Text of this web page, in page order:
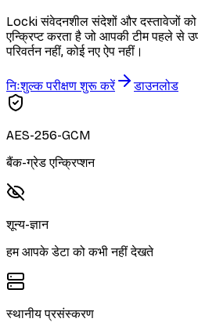
Locki संवेदनशील संदेशों और दस्तावेजों
एन्क्रिप्ट करता है जो आपकी टीम पहले से
परिवर्तन नहीं, कोई नए ऐप नहीं।
निःशुल्क परीक्षण शुरू करें डाउनलोड
AES-256-GCM
बैंक-ग्रेड एन्क्रिप्शन
शून्य-ज्ञान
हम आपके डेटा को कभी नहीं देखते
स्थानीय प्रसंस्करण